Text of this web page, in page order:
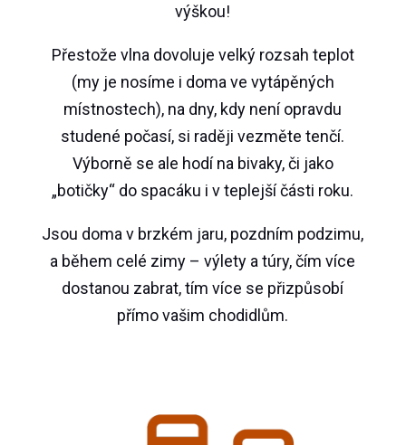
výškou!
Přestože vlna dovoluje velký rozsah teplot
(my je nosíme i doma ve vytápěných
místnostech), na dny, kdy není opravdu
studené počasí, si raději vezměte tenčí.
Výborně se ale hodí na bivaky, či jako
„botičky“ do spacáku i v teplejší části roku.
Jsou doma v brzkém jaru, pozdním podzimu,
a během celé zimy – výlety a túry, čím více
dostanou zabrat, tím více se přizpůsobí
přímo vašim chodidlům.